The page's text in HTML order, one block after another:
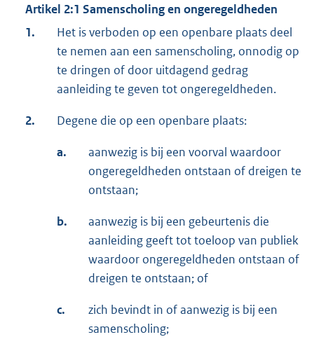
Artikel 2:1 Samenscholing en ongeregeldheden
1.
Het is verboden op een openbare plaats deel
te nemen aan een samenscholing, onnodig op
te dringen of door uitdagend gedrag
aanleiding te geven tot ongeregeldheden.
2. Degene die op een openbare plaats:
a.
aanwezig is bij een voorval waardoor
ongeregeldheden ontstaan of dreigen te
ontstaan;
b.
aanwezig is bij een gebeurtenis die
aanleiding geeft tot toeloop van publiek
waardoor ongeregeldheden ontstaan of
dreigen te ontstaan; of
c.
zich bevindt in of aanwezig is bij een
samenscholing;